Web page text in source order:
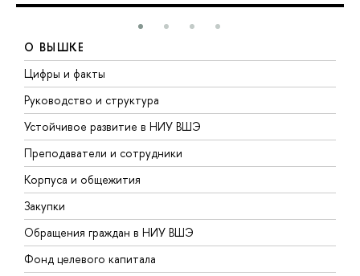
О ВЫШКЕ
Цифры и факты
Руководство и структура
Устойчивое развитие в НИУ ВШЭ
Преподаватели и сотрудники
Корпуса и общежития
Закупки
Обращения граждан в НИУ ВШЭ
Фонд целевого капитала